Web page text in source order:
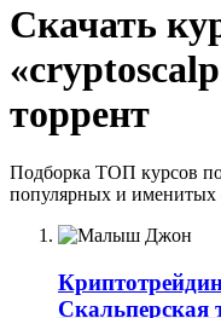
Скачать
торрент
Подборка ТОП курсов
популярных и именитых
Скальперская